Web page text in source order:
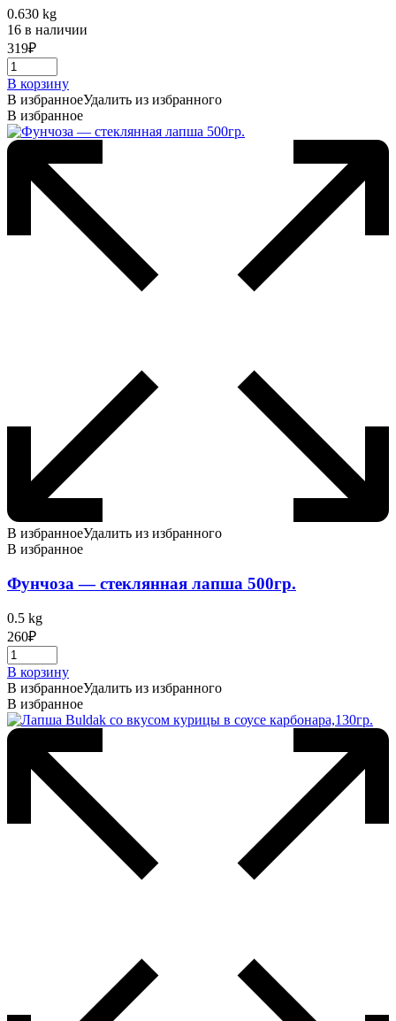
0.630 kg
16 в наличии
319₽
В корзину
В избранноеУдалить из избранного
В избранное
В избранноеУдалить из избранного
В избранное
Фунчоза — стеклянная лапша 500гр.
0.5 kg
260₽
В корзину
В избранноеУдалить из избранного
В избранное